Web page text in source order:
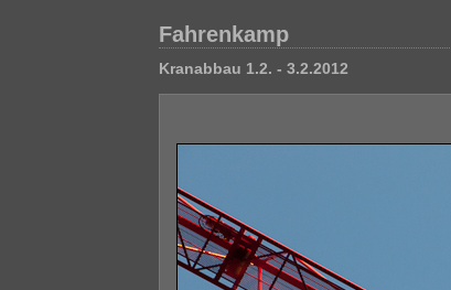
Fahrenkamp
Kranabbau 1.2. - 3.2.2012